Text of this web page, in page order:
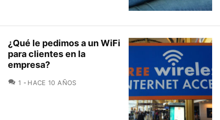
¿Qué le pedimos a un WiFi
para clientes en la
empresa?
1 COMENTARIOS
HACE 10 AÑOS